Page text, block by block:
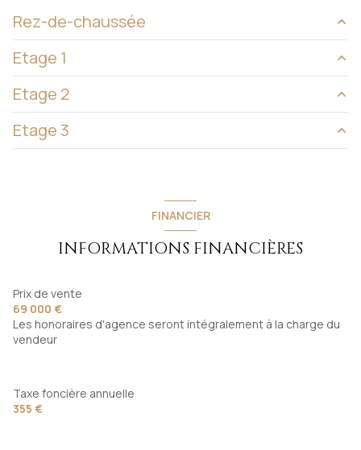
Rez-de-chaussée
Local commercial
Etage 1
cuisine
salon/sejour
19 m²
Etage 2
salle d'eau
Etage 3
FINANCIER
INFORMATIONS FINANCIÈRES
Prix de vente
69 000 €
Les honoraires d'agence seront intégralement à la charge du
vendeur
Taxe foncière annuelle
355 €